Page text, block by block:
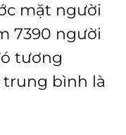
mặt người
7390 người
tương
trung bình là